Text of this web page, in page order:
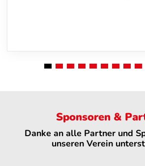
Sponsoren &
Danke an alle Partner und
unseren Verein